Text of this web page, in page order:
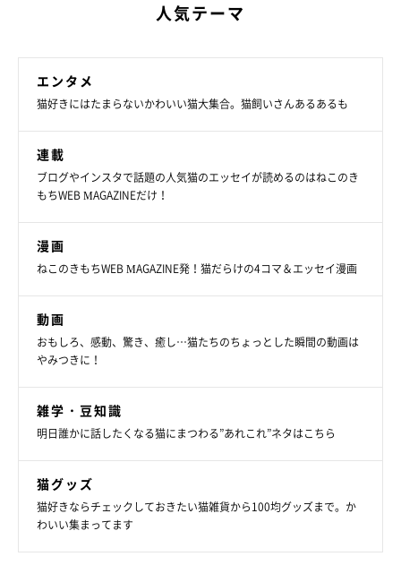
のか、楽しみですね！
ーカー」に
体重250gの小さな子猫を保護して5年。キトンブルーの瞳が印象的
だったつむぎちゃんは、今では家族を笑顔にしてくれる「ムードメ
ーカー」に成長していました。
保護猫 最終的には「誰か入ってる？」とツッ
コミたくなる寝姿に！
子猫を保護して6日目に見られた「人間のような
寝姿」にクスッ！
ライオンのぬいぐるみと一緒に布団で寝ているのは、X（旧
Twitter）ユーザー@kmg_0702さんの愛猫・つむぎちゃん（撮影
時、生後約1カ月）。写真は、つむぎちゃんを保護して6日目に撮影
つむぎちゃんの様子など、飼い主さんに話を聞きました。
況」で写真を撮ると… 「成長した後ろ姿」に
癒される
今回紹介するのは、Twitterユーザ@kmg_0702さんの愛猫・つむぎ
ちゃん（取材当時2才）、こむぎちゃん（取材当時4才）。こちらの
人気テーマ
エンタメ
猫好きにはたまらないかわいい猫大集合。猫飼いさんあるあるも
連載
ブログやインスタで話題の人気猫のエッセイが読めるのはねこのき
もちWEB MAGAZINEだけ！
漫画
ねこのきもちWEB MAGAZINE発！猫だらけの4コマ＆エッセイ漫画
動画
おもしろ、感動、驚き、癒し…猫たちのちょっとした瞬間の動画は
やみつきに！
雑学・豆知識
明日誰かに話したくなる猫にまつわる”あれこれ”ネタはこちら
猫グッズ
猫好きならチェックしておきたい猫雑貨から100均グッズまで。か
わいい集まってます